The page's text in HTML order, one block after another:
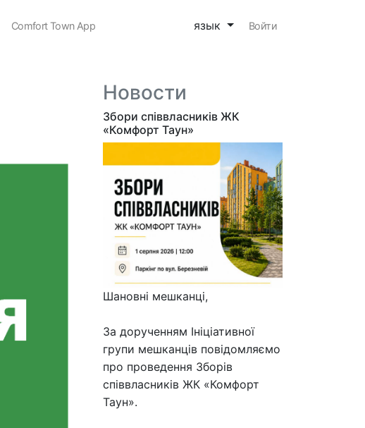
Comfort Town App язык Войти
Новости
Збори співвласників ЖК
«Комфорт Таун»
Шановні мешканці,
За дорученням Ініціативної
групи мешканців повідомляємо
про проведення Зборів
співвласників ЖК «Комфорт
Таун».